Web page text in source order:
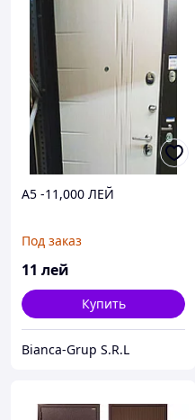
A5 -11,000 ЛЕЙ
Под заказ
11 лей
Купить
Bianca-Grup S.R.L